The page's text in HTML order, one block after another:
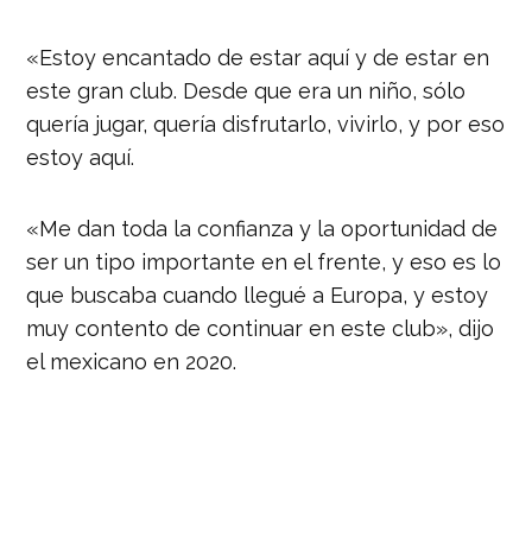
«Estoy encantado de estar aquí y de estar en
este gran club. Desde que era un niño, sólo
quería jugar, quería disfrutarlo, vivirlo, y por eso
estoy aquí.
«Me dan toda la confianza y la oportunidad de
ser un tipo importante en el frente, y eso es lo
que buscaba cuando llegué a Europa, y estoy
muy contento de continuar en este club», dijo
el mexicano en 2020.